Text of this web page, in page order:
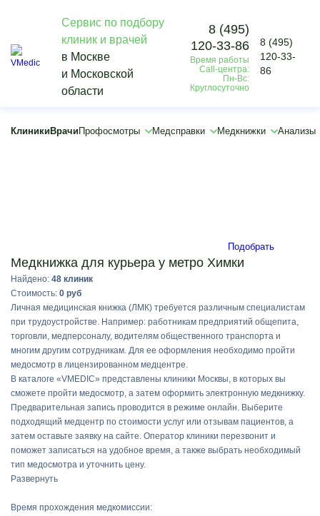
Сервис по подбору
клиник и врачей
в Москве
и Московской
области
8 (495)
120-33-86
Время работы
Call-центра:
Пн-Вс:
Круглосуточно
8 (495)
120-33-
86
Клиники Врачи Профосмотры Медсправки Медкнижки Анализы
Vmedic
Медкнижки
Медицинская книжка для работы курьером
Подобрать
Медкнижка для курьера у метро Химки
Найдено: 48 клиник
Стоимость: 0 руб
Личная медицинская книжка (ЛМК) требуется различным специалистам
при трудоустройстве. Например: работникам предприятий общепита,
торговли, медперсоналу, водителям общественного транспорта и
многим другим сотрудникам. Для ее оформления необходимо пройти
медосмотр в лицензированном медцентре.
В каталоге «VMEDIC» представлены клиники Москвы, в которых вы
сможете пройти медосмотр, а затем оформить электронную медкнижку.
Предварительная запись проводится в режиме онлайн. Выберите
подходящий медцентр по стоимости услуг или отзывам пациентов, а
затем оставьте заявку на сайте. Оператор клиники перезвонит и
поможет записаться на удобное время, а также выбрать необходимый
тип медосмотра и уточнить цену.
Развернуть
Время прохождения медкомиссии: